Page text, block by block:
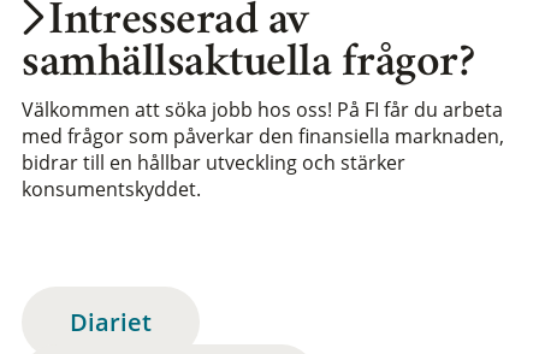
Intresserad av
samhällsaktuella frågor?
Välkommen att söka jobb hos oss! På FI får du arbeta
med frågor som påverkar den finansiella marknaden,
bidrar till en hållbar utveckling och stärker
konsumentskyddet.
Diariet